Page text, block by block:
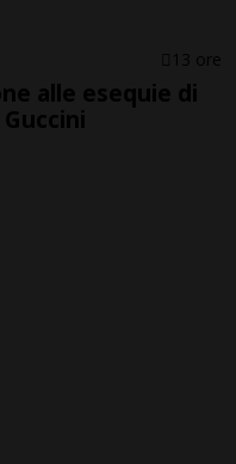
13 ore
alle esequie di